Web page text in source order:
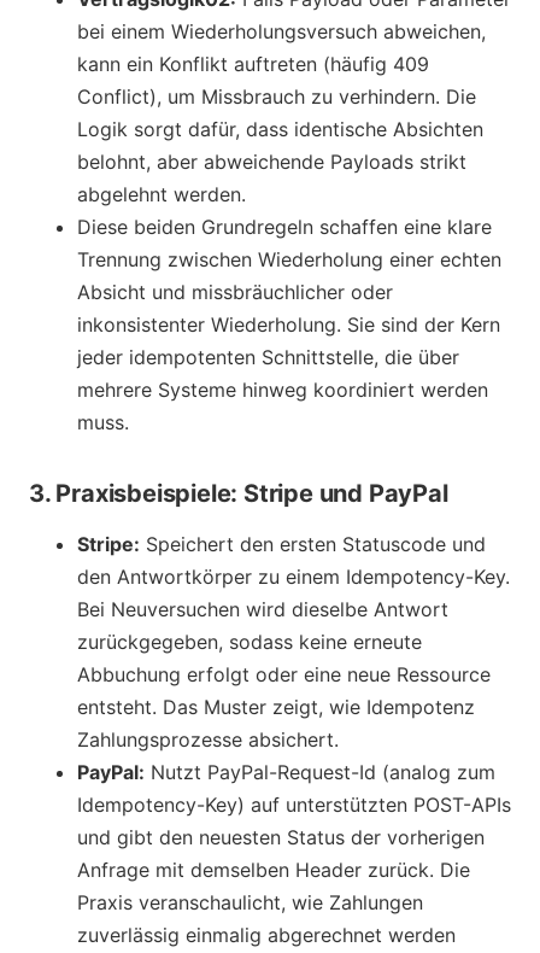
bei einem Wiederholungsversuch abweichen,
kann ein Konflikt auftreten (häufig 409
Conflict), um Missbrauch zu verhindern. Die
Logik sorgt dafür, dass identische Absichten
belohnt, aber abweichende Payloads strikt
abgelehnt werden.
Diese beiden Grundregeln schaffen eine klare
Trennung zwischen Wiederholung einer echten
Absicht und missbräuchlicher oder
inkonsistenter Wiederholung. Sie sind der Kern
jeder idempotenten Schnittstelle, die über
mehrere Systeme hinweg koordiniert werden
muss.
3. Praxisbeispiele: Stripe und PayPal
Stripe: Speichert den ersten Statuscode und
den Antwortkörper zu einem Idempotency-Key.
Bei Neuversuchen wird dieselbe Antwort
zurückgegeben, sodass keine erneute
Abbuchung erfolgt oder eine neue Ressource
entsteht. Das Muster zeigt, wie Idempotenz
Zahlungsprozesse absichert.
PayPal: Nutzt PayPal-Request-Id (analog zum
Idempotency-Key) auf unterstützten POST-APIs
und gibt den neuesten Status der vorherigen
Anfrage mit demselben Header zurück. Die
Praxis veranschaulicht, wie Zahlungen
zuverlässig einmalig abgerechnet werden